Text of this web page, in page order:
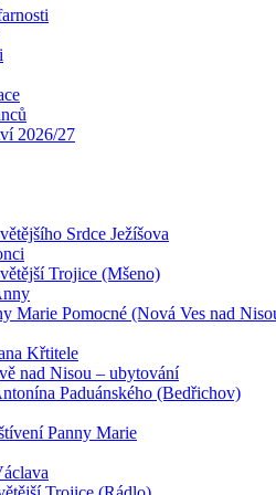
2026/27
Srdce Ježíšova
Trojice (Mšeno)
Marie Pomocné (Nová Ves nad
Křtitele
nad Nisou – ubytování
Paduánského (Bedřichov)
Panny Marie